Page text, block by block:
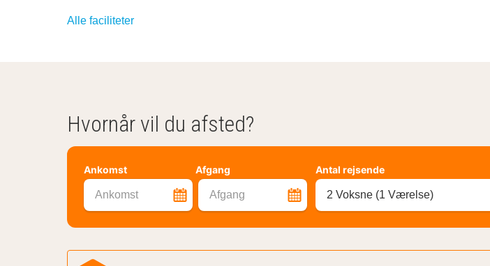
Alle faciliteter
Hvornår vil du afsted?
Ankomst Afgang
Ankomst Afgang
Antal rejsende
2 Voksne (1 Værelse)